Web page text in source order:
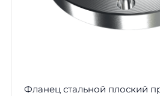
Фланец стальной плоский